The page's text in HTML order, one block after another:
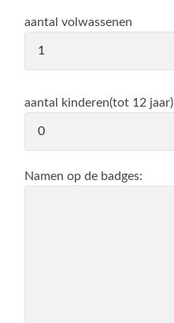
aantal volwassenen
aantal kinderen(tot 12 jaar)
Namen op de badges: